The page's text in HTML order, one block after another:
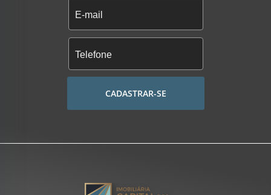
CADASTRAR-SE